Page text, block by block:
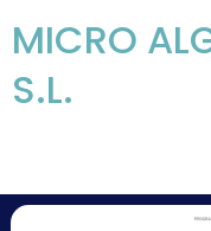
MICRO
S.L.